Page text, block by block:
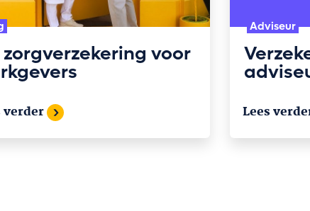
zorgverzekering voor
verder
Adviseur
Lees